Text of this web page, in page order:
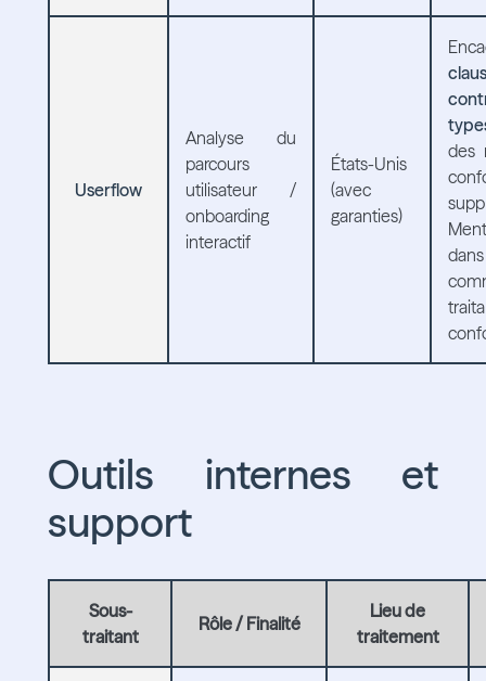
Userflow
Analyse du
parcours
utilisateur /
onboarding
interactif
États-Unis
(avec
garanties)
des
Outils internes et
support
Sous-
traitant
Rôle / Finalité
Lieu de
traitement